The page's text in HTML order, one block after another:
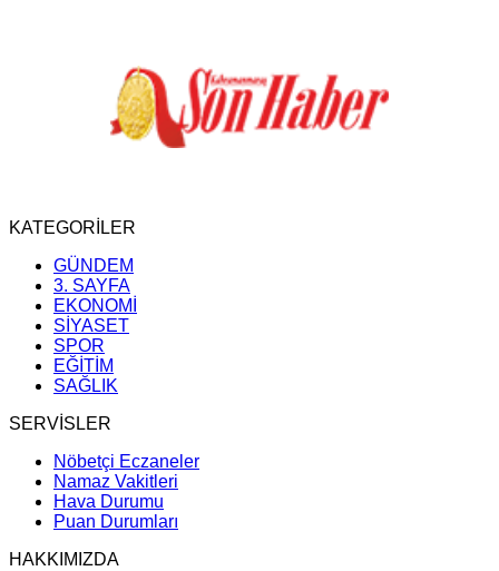
KATEGORİLER
GÜNDEM
3. SAYFA
EKONOMİ
SİYASET
SPOR
EĞİTİM
SAĞLIK
SERVİSLER
Nöbetçi Eczaneler
Namaz Vakitleri
Hava Durumu
Puan Durumları
HAKKIMIZDA